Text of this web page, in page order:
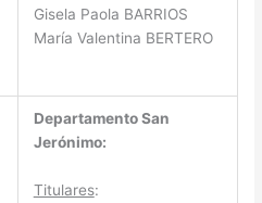
Gisela Paola BARRIOS
María Valentina BERTERO
Departamento San
Jerónimo:
Titulares: